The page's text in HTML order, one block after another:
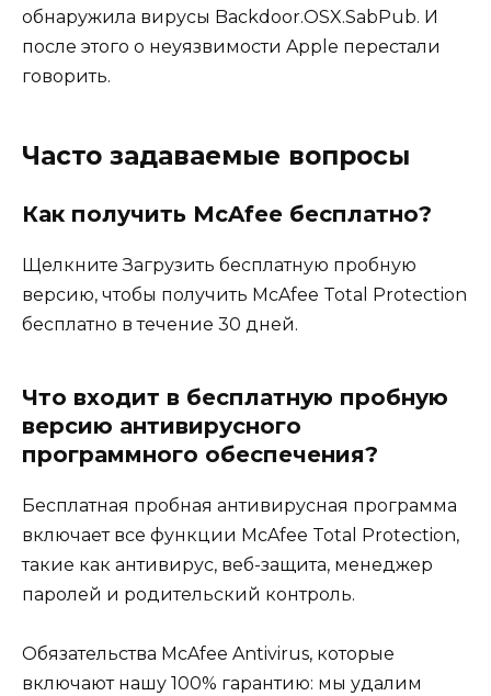
обнаружила вирусы Backdoor.OSX.SabPub. И
после этого о неуязвимости Apple перестали
говорить.
Часто задаваемые вопросы
Как получить McAfee бесплатно?
Щелкните Загрузить бесплатную пробную
версию, чтобы получить McAfee Total Protection
бесплатно в течение 30 дней.
Что входит в бесплатную пробную
версию антивирусного
программного обеспечения?
Бесплатная пробная антивирусная программа
включает все функции McAfee Total Protection,
такие как антивирус, веб-защита, менеджер
паролей и родительский контроль.
Обязательства McAfee Antivirus, которые
включают нашу 100% гарантию: мы удалим